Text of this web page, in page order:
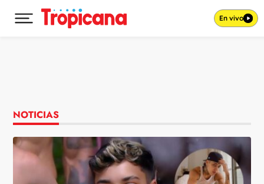
Desplegar menú principal En vivo
NOTICIAS